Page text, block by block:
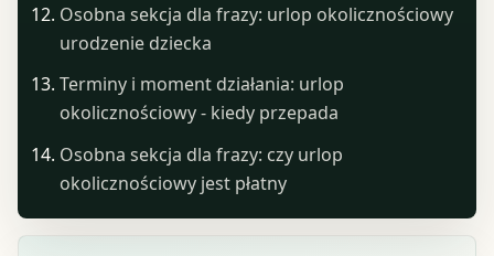
Osobna sekcja dla frazy: urlop okolicznościowy
urodzenie dziecka
Terminy i moment działania: urlop
okolicznościowy - kiedy przepada
Osobna sekcja dla frazy: czy urlop
okolicznościowy jest płatny